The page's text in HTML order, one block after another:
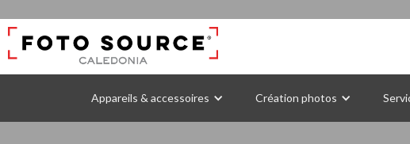
Appareils & accessoires Création photos